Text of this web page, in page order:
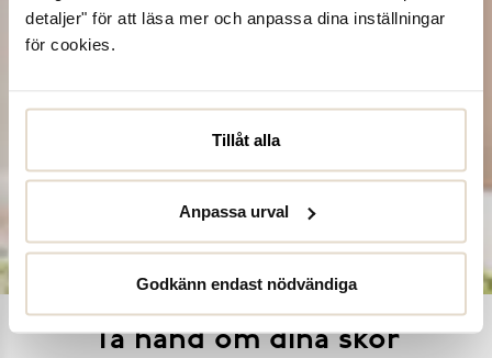
detaljer" för att läsa mer och anpassa dina inställningar
för cookies.
Tillåt alla
Anpassa urval
Godkänn endast nödvändiga
Ta hand om dina skor